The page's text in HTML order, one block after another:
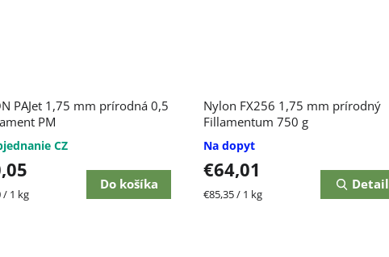
PAJet 1,75 mm prírodná 0,5
PM
CZ
/ 1 kg
Do košíka
Nylon FX256 1,75 mm prírodný
Fillamentum 750 g
Na dopyt
€64,01
Jednotková
€85,35 / 1 kg
Detail